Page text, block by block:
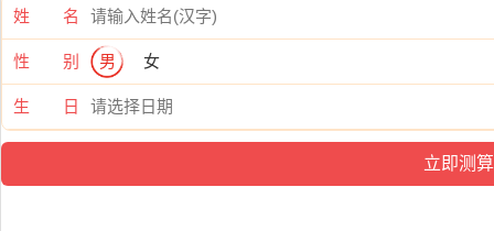
姓 名
性 别 男 女
生 日